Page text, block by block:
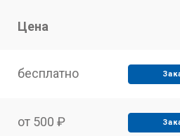
Цена
бесплатно
от 500 ₽